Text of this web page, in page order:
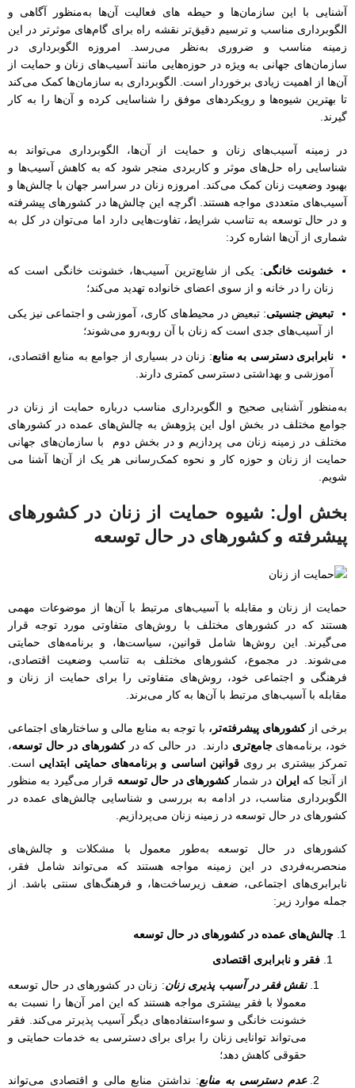
آشنایی با این سازمان‌ها و حیطه های فعالیت آن‌ها به‌منظور آگاهی و
الگوبرداری مناسب و ترسیم دقیق‌تر نقشه راه برای گام‌های موثرتر در این
زمینه مناسب و ضروری به‌نظر می‌رسد. امروزه الگوبرداری در
سازمان‌های جهانی به ویژه در حوزه‌هایی مانند آسیب‌های زنان و حمایت از
آن‌ها از اهمیت زیادی برخوردار است. الگوبرداری به سازمان‌ها کمک می‌کند
تا بهترین شیوه‌ها و رویکردهای موفق را شناسایی کرده و آن‌ها را به کار
گیرند.
در زمینه آسیب‌های زنان و حمایت از آن‌ها، الگوبرداری می‌تواند به
شناسایی راه حل‌های موثر و کاربردی منجر شود که به کاهش آسیب‌ها و
بهبود وضعیت زنان کمک می‌کند. امروزه زنان در سراسر جهان با چالش‌ها و
آسیب‌های متعددی مواجه هستند. اگرچه این چالش‌ها در کشورهای پیشرفته
و در حال توسعه به تناسب شرایط، تفاوت‌هایی دارد اما می‌توان در کل به
شماری از آن‌ها اشاره کرد:
خشونت خانگی: یکی از شایع‌ترین آسیب‌ها، خشونت خانگی است که
زنان را در خانه و از سوی اعضای خانواده تهدید می‌کند؛
تبعیض جنسیتی: تبعیض در محیط‌های کاری، آموزشی و اجتماعی نیز یکی
از آسیب‌های جدی است که زنان با آن روبه‌رو می‌شوند؛
نابرابری دسترسی به منابع: زنان در بسیاری از جوامع به منابع اقتصادی،
آموزشی و بهداشتی دسترسی کمتری دارند.
به‌منظور آشنایی صحیح و الگوبرداری مناسب درباره حمایت از زنان در
جوامع مختلف در بخش اول این پژوهش به چالش‌های عمده در کشورهای
مختلف در زمینه زنان می پردازیم و در بخش دوم با سازمان‌های جهانی
حمایت از زنان و حوزه کار و نحوه کمک‌رسانی هر یک از آن‌ها آشنا می
شویم.
بخش اول: شیوه حمایت از زنان در کشورهای
پیشرفته و کشورهای در حال توسعه
حمایت از زنان و مقابله با آسیب‌های مرتبط با آن‌ها از موضوعات مهمی
هستند که در کشورهای مختلف با روش‌های متفاوتی مورد توجه قرار
می‌گیرند. این روش‌ها شامل قوانین، سیاست‌ها، و برنامه‌های حمایتی
می‌شوند. در مجموع، کشورهای مختلف به تناسب وضعیت اقتصادی،
فرهنگی و اجتماعی خود، روش‌های متفاوتی را برای حمایت از زنان و
مقابله با آسیب‌های مرتبط با آن‌ها به کار می‌برند.
برخی ازکشورهای پیشرفته‌تر، با توجه به منابع مالی و ساختارهای اجتماعی
خود، برنامه‌هایجامع‌تری دارند. در حالی که در کشورهای در حال توسعه،
تمرکز بیشتری بر رویقوانین اساسی و برنامه‌های حمایتی ابتدایی است.
از آنجا که ایران در شمارکشورهای در حال توسعه قرار می‌گیرد به منظور
الگوبرداری مناسب، در ادامه به بررسی و شناسایی چالش‌های عمده در
کشورهای در حال توسعه در زمینه زنان می‌پردازیم.
کشورهای در حال توسعه به‌طور معمول با مشکلات و چالش‌های
منحصربه‌فردی در این زمینه مواجه هستند که می‌تواند شامل فقر،
نابرابری‌های اجتماعی، ضعف زیرساخت‌ها، و فرهنگ‌های سنتی باشد. از
جمله موارد زیر:
چالش‌های عمده در کشورهای در حال توسعه
فقر و نابرابری اقتصادی
نقش فقر در آسیب پذیری زنان: زنان در کشورهای در حال توسعه
معمولا با فقر بیشتری مواجه هستند که این امر آن‌ها را نسبت به
خشونت خانگی و سوءاستفاده‌های دیگر آسیب پذیرتر می‌کند. فقر
می‌تواند توانایی زنان را برای برای دسترسی به خدمات حمایتی و
حقوقی کاهش دهد؛
عدم دسترسی به منابع: نداشتن منابع مالی و اقتصادی می‌تواند